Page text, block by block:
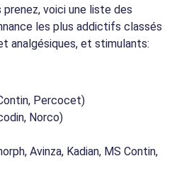
voici une liste des
les plus addictifs classés
analgésiques, et stimulants:
Percocet)
Norco)
Avinza, Kadian, MS Contin,